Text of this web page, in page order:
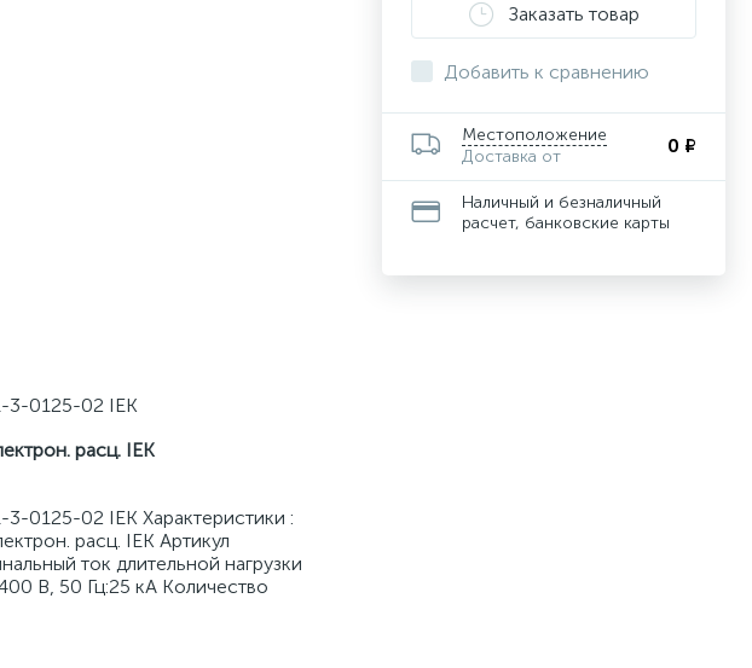
3-0125-02 IEK
расц. IEK
3-0125-02 IEK Характеристики :
расц. IEK Артикул
ток длительной нагрузки
В, 50 Гц:25 кА Количество
Заказать товар
Добавить к сравнению
Местоположение
Доставка от
0 ₽
Наличный и безналичный
расчет, банковские карты